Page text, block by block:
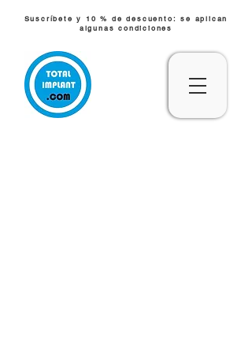
Suscríbete y 10 % de descuento: se aplican
algunas condiciones